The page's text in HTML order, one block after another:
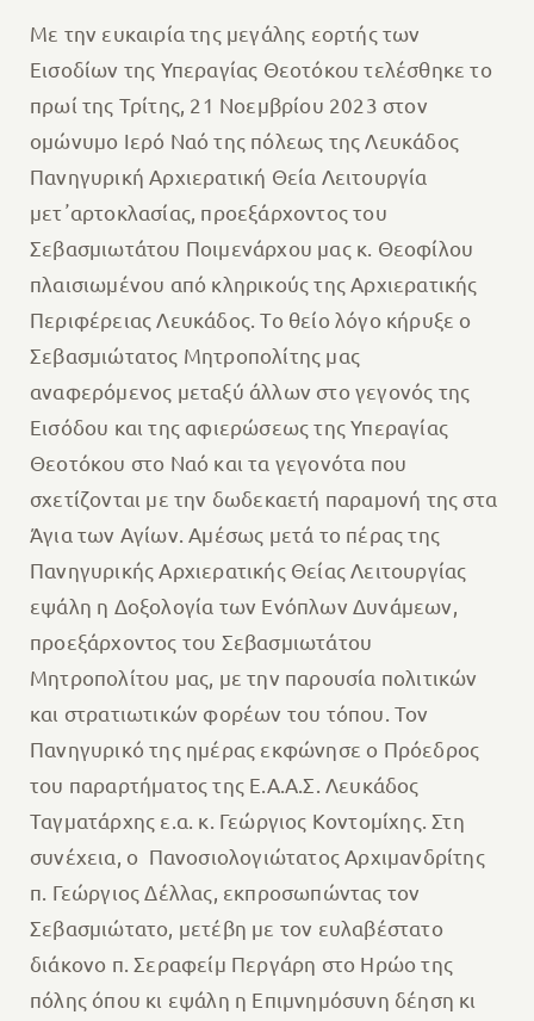
Με την ευκαιρία της μεγάλης εορτής των
Εισοδίων της Υπεραγίας Θεοτόκου τελέσθηκε το
πρωί της Τρίτης, 21 Νοεμβρίου 2023 στον
ομώνυμο Ιερό Ναό της πόλεως της Λευκάδος
Πανηγυρική Αρχιερατική Θεία Λειτουργία
μετ᾽αρτοκλασίας, προεξάρχοντος του
Σεβασμιωτάτου Ποιμενάρχου μας κ. Θεοφίλου
πλαισιωμένου από κληρικούς της Αρχιερατικής
Περιφέρειας Λευκάδος. Το θείο λόγο κήρυξε ο
Σεβασμιώτατος Μητροπολίτης μας
αναφερόμενος μεταξύ άλλων στο γεγονός της
Εισόδου και της αφιερώσεως της Υπεραγίας
Θεοτόκου στο Ναό και τα γεγονότα που
σχετίζονται με την δωδεκαετή παραμονή της στα
Άγια των Αγίων. Αμέσως μετά το πέρας της
Πανηγυρικής Αρχιερατικής Θείας Λειτουργίας
εψάλη η Δοξολογία των Ενόπλων Δυνάμεων,
προεξάρχοντος του Σεβασμιωτάτου
Μητροπολίτου μας, με την παρουσία πολιτικών
και στρατιωτικών φορέων του τόπου. Τον
Πανηγυρικό της ημέρας εκφώνησε ο Πρόεδρος
του παραρτήματος της Ε.Α.Α.Σ. Λευκάδος
Ταγματάρχης ε.α. κ. Γεώργιος Κοντομίχης. Στη
συνέχεια, ο Πανοσιολογιώτατος Αρχιμανδρίτης
π. Γεώργιος Δέλλας, εκπροσωπώντας τον
Σεβασμιώτατο, μετέβη με τον ευλαβέστατο
διάκονο π. Σεραφείμ Περγάρη στο Ηρώο της
πόλης όπου κι εψάλη η Επιμνημόσυνη δέηση κι